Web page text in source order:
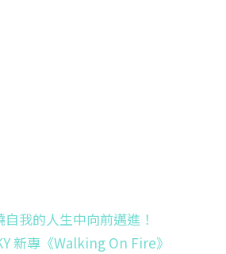
自我的人生中向前邁進！
新專《Walking On Fire》